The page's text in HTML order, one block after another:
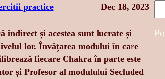
practice Dec 18, 2023
indirect și acestea sunt lucrate și
lor. Învățarea modului în care
fiecare Chakra în parte este
și Profesor al modulului Secluded
e
a